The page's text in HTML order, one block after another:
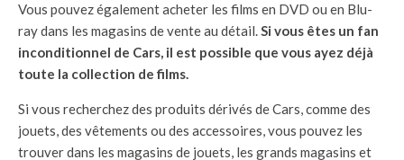
Vous pouvez également acheter les films en DVD ou en Blu-
ray dans les magasins de vente au détail.Si vous êtes un fan
inconditionnel de Cars, il est possible que vous ayez déjà
toute la collection de films.
Si vous recherchez des produits dérivés de Cars, comme des
jouets, des vêtements ou des accessoires, vous pouvez les
trouver dans les magasins de jouets, les grands magasins et